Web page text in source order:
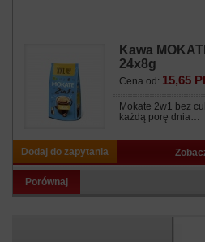
Kawa
24x8g
Cena od: 15,65
Mokate 2w1 bez
każdą porę dnia…
Dodaj do zapytania
Porównaj